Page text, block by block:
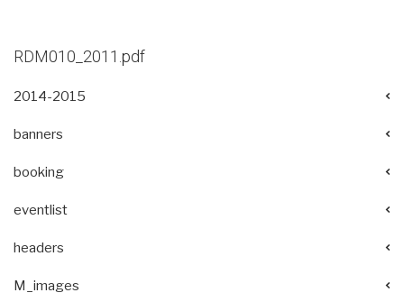
RDM010_2011.pdf
2014-2015
banners
booking
eventlist
headers
M_images